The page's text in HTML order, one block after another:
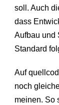
soll. Auch
dass
Aufbau und
Standard
Auf
noch
meinen. So